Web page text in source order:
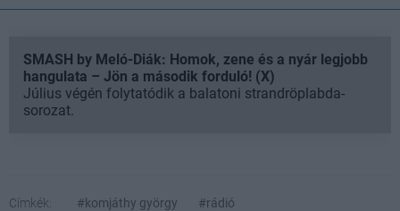
SMASH by Meló-Diák: Homok, zene és a nyár legjobb
hangulata – Jön a második forduló! (X)
Július végén folytatódik a balatoni strandröplabda-
sorozat.
Címkék: #komjáthy györgy #rádió